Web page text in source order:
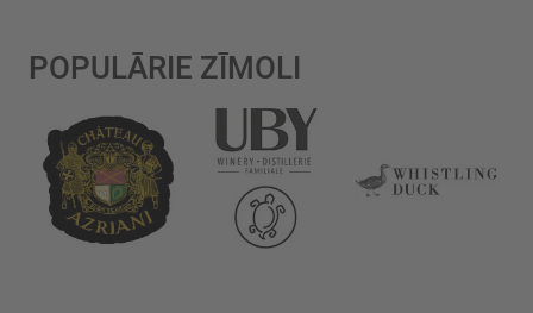
POPULĀRIE ZĪMOLI